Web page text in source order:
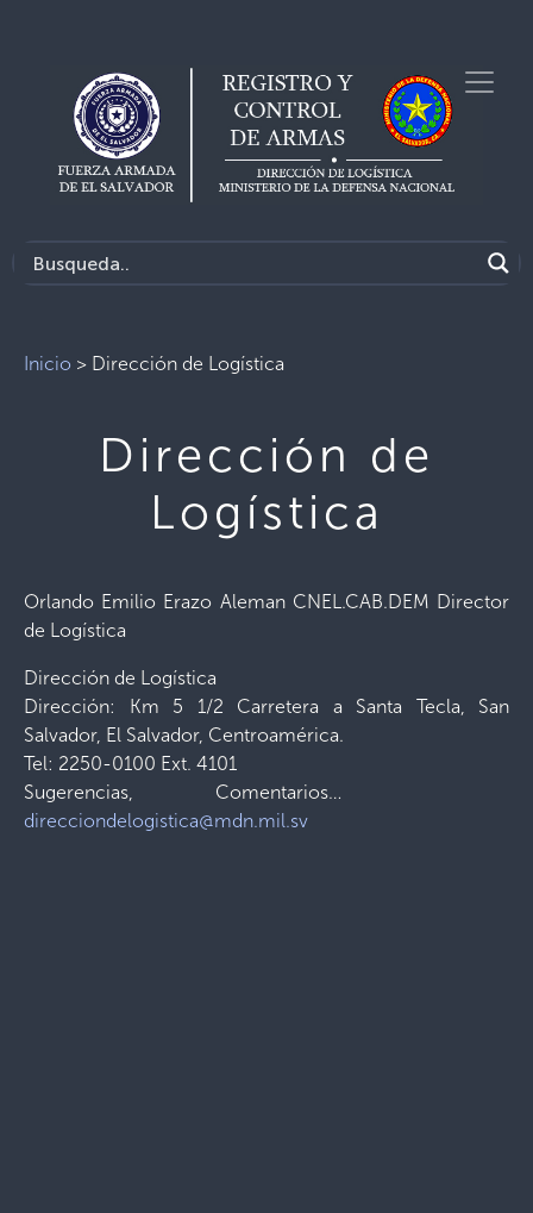
Inicio > Dirección de Logística
Dirección de
Logística
Orlando Emilio Erazo Aleman CNEL.CAB.DEM Director
de Logística
Dirección de Logística
Dirección: Km 5 1/2 Carretera a Santa Tecla, San
Salvador, El Salvador, Centroamérica.
Tel: 2250-0100 Ext. 4101
Sugerencias, Comentarios…
direcciondelogistica@mdn.mil.sv